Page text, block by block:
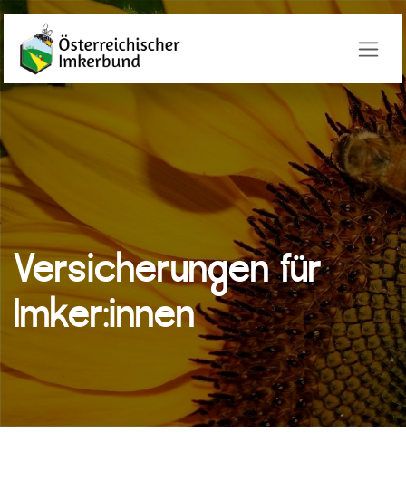
Zum Inhalt springen
Versicherungen für
Imker:innen